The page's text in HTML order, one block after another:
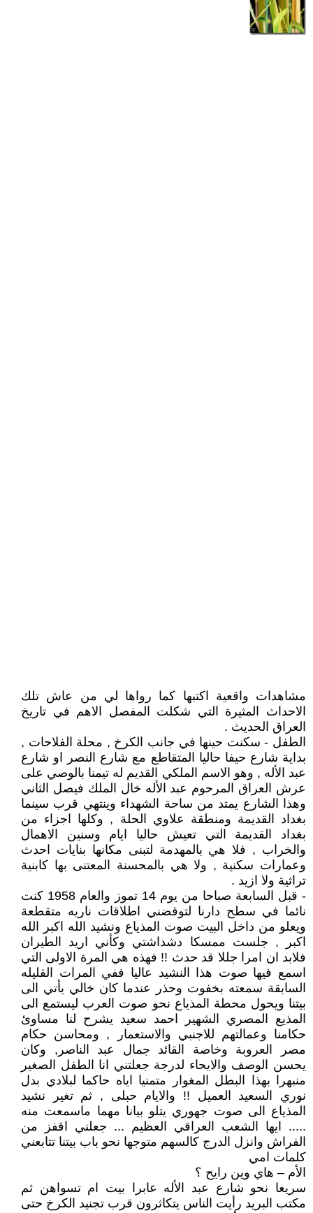
مشاهدات واقعية اكتبها كما رواها لي من عاش تلك
الاحداث المثيرة التي شكلت المفصل الاهم في تاريخ
العراق الحديث .
الطفل - سكنت حينها في جانب الكرخ , محلة الفلاحات ,
بداية شارع حيفا حاليا المتقاطع مع شارع النصر او شارع
عبد الأله , وهو الاسم الملكي القديم له تيمنا بالوصي على
عرش العراق المرحوم عبد الأله خال الملك فيصل الثاني
وهذا الشارع يمتد من ساحة الشهداء وينتهي قرب سينما
بغداد القديمة ومنطقة علاوي الحلة , وكلها اجزاء من
بغداد القديمة التي تعيش حاليا ايام وسنين الاهمال
والخراب , فلا هي بالمهدمة لتبنى مكانها بنايات احدث
وعمارات سكنية , ولا هي بالمحسنة المعتنى بها كابنية
تراثية ولا ازيد .
- قبل السابعة صباحا من يوم 14 تموز والعام 1958 كنت
نائما في سطح دارنا لتوقضني اطلاقات ناريه متقطعة
ويعلو من داخل البيت صوت المذياع ونشيد الله اكبر الله
اكبر , جلست ممسكا دشداشتي وكأني اريد الطيران
فلابد ان امرا جللا قد حدث !! فهذه هي المرة الاولى التي
اسمع فيها صوت هذا النشيد عاليا ففي المرات القليله
السابقة سمعته بخفوت وحذر عندما كان خالي يأتي الى
بيتنا ويحول محطة المذياع نحو صوت العرب ليستمع الى
المذيع المصري الشهير احمد سعيد يشرح لنا مساوئ
حكامنا وعمالتهم للاجنبي والاستعمار , ومحاسن حكام
مصر العروبة وخاصة القائد جمال عبد الناصر, وكان
يحسن الوصف والايحاء لدرجة جعلتني انا الطفل الصغير
منبهرا بهذا البطل المغوار متمنيا اياه حاكما لبلادي بدل
نوري السعيد العميل !! والايام حبلى , ثم تغير نشيد
المذياع الى صوت جهوري يتلو بيانا مهما ماسمعت منه
..... ايها الشعب العراقي العظيم ... جعلني اقفز من
الفراش وانزل الدرج كالسهم متوجها نحو باب بيتنا تتابعني
كلمات امي
الأم – هاي وين رايح ؟
سريعا نحو شارع عبد الأله عابرا بيت ام تسواهن ثم
مكتب البريد رأيت الناس يتكاثرون قرب تجنيد الكرخ حتى